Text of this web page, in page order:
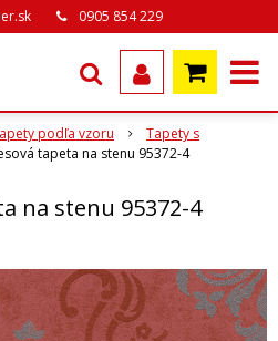
0905 854 229
podľa vzoru
Tapety s
tapeta na stenu 95372-4
na stenu 95372-4